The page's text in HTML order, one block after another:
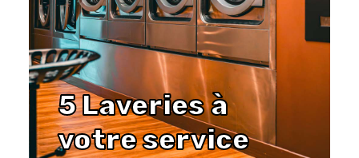
5Laveriesà
votreservice